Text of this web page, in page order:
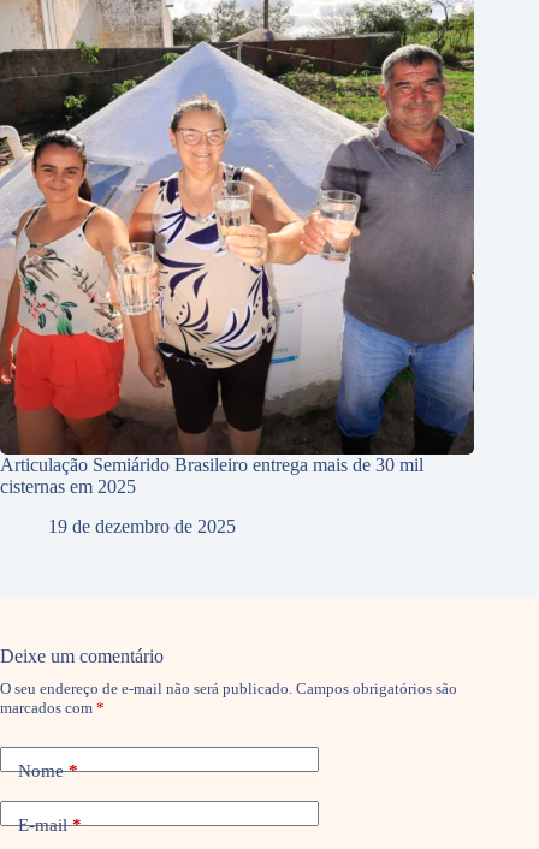
Articulação Semiárido Brasileiro entrega mais de 30 mil
cisternas em 2025
19 de dezembro de 2025
Deixe um comentário
O seu endereço de e-mail não será publicado. Campos obrigatórios são
marcados com *
Nome*
E-mail*